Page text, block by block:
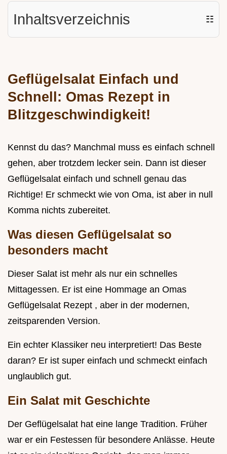
Inhaltsverzeichnis ☷
Geflügelsalat Einfach und
Schnell: Omas Rezept in
Blitzgeschwindigkeit!
Kennst du das? Manchmal muss es einfach schnell
gehen, aber trotzdem lecker sein. Dann ist dieser
Geflügelsalat einfach und schnell genau das
Richtige! Er schmeckt wie von Oma, ist aber in null
Komma nichts zubereitet.
Was diesen Geflügelsalat so
besonders macht
Dieser Salat ist mehr als nur ein schnelles
Mittagessen. Er ist eine Hommage an Omas
Geflügelsalat Rezept , aber in der modernen,
zeitsparenden Version.
Ein echter Klassiker neu interpretiert! Das Beste
daran? Er ist super einfach und schmeckt einfach
unglaublich gut.
Ein Salat mit Geschichte
Der Geflügelsalat hat eine lange Tradition. Früher
war er ein Festessen für besondere Anlässe. Heute